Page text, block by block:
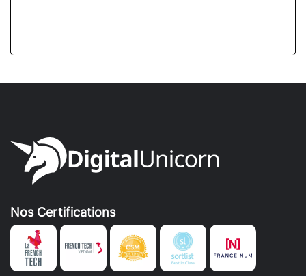
Nos Certifications